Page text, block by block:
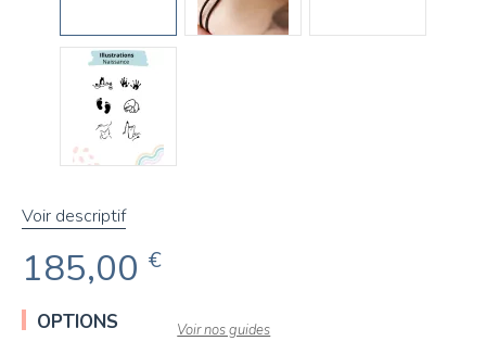
Voir descriptif
185,00 €
OPTIONS Voir nos guides